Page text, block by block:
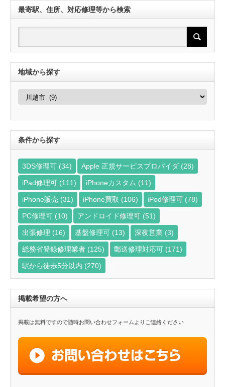
最寄駅、住所、対応修理等から検索
地域から探す
地
探
す
条件から探す
3DS修理可 (34) Apple 正規サービスプロバイダ (28)
iPad修理可 (111) iPhoneカスタム (11)
iPhone販売 (31) iPhone買取 (106) iPod修理可 (78)
PC修理可 (10) アンドロイド修理可 (51)
出張修理 (16) 基盤修理可 (13) 深夜営業 (3)
総務省登録修理業者 (125) 郵送修理対応可 (171)
駅から徒歩5分以内 (270)
掲載希望の方へ
掲載は無料ですので随時お問い合わせフォームよりご連絡ください